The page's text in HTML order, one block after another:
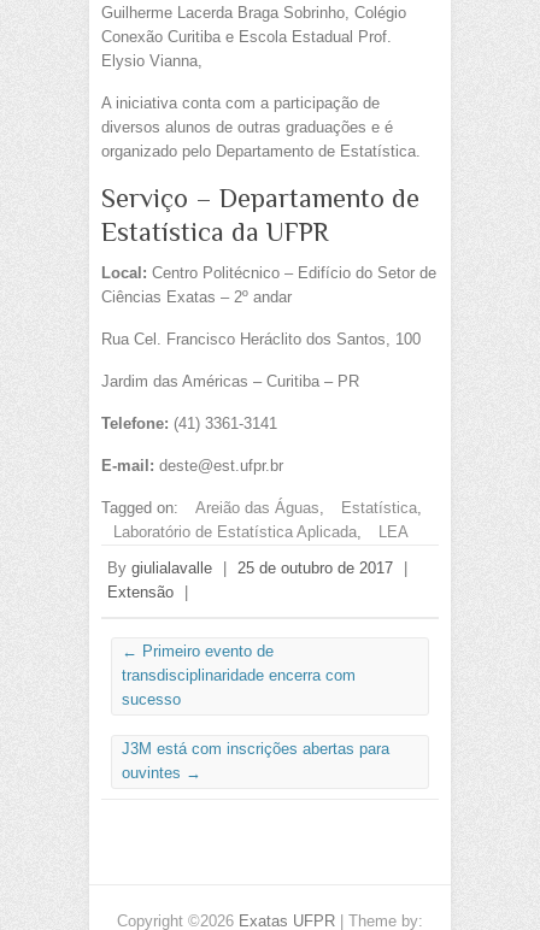
Guilherme Lacerda Braga Sobrinho, Colégio
Conexão Curitiba e Escola Estadual Prof.
Elysio Vianna,
A iniciativa conta com a participação de
diversos alunos de outras graduações e é
organizado pelo Departamento de Estatística.
Serviço – Departamento de
Estatística da UFPR
Local: Centro Politécnico – Edifício do Setor de
Ciências Exatas – 2º andar
Rua Cel. Francisco Heráclito dos Santos, 100
Jardim das Américas – Curitiba – PR
Telefone: (41) 3361-3141
E-mail: deste@est.ufpr.br
Tagged on: Areião das Águas, Estatística,
Laboratório de Estatística Aplicada,
LEA
By giulialavalle 25 de outubro de 2017
Extensão
← Primeiro evento de
transdisciplinaridade encerra com
sucesso
J3M está com inscrições abertas para
ouvintes →
Copyright ©2026 Exatas UFPR | Theme by: